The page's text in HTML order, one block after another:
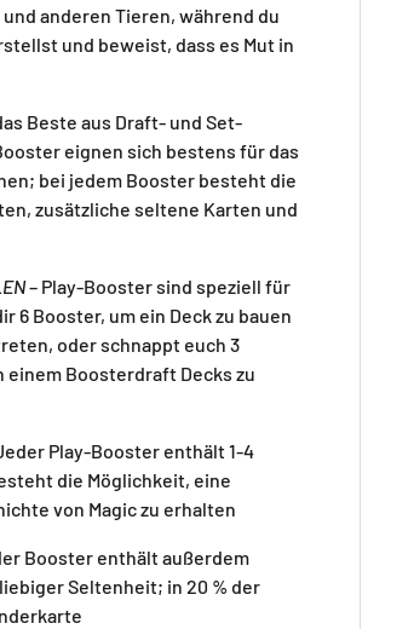
anderen Tieren, während du
und beweist, dass es Mut in
Beste aus Draft- und Set-
eignen sich bestens für das
bei jedem Booster besteht die
zusätzliche seltene Karten und
– Play-Booster sind speziell für
6 Booster, um ein Deck zu bauen
oder schnappt euch 3
Boosterdraft Decks zu
Play-Booster enthält 1-4
die Möglichkeit, eine
von Magic zu erhalten
Booster enthält außerdem
Seltenheit; in 20 % der